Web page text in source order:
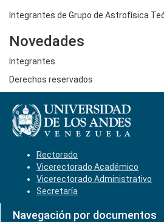
Integrantes de Grupo de Astrofísica
Novedades
Integrantes
Derechos reservados
Rectorado
Vicerectorado Académico
Vicerectorado Administrativo
Secretaría
Navegación por documentos